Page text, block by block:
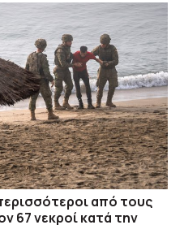
από τους
67 νεκροί κατά την